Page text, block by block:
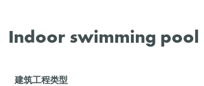
Indoor swimming pool
建筑工程类型